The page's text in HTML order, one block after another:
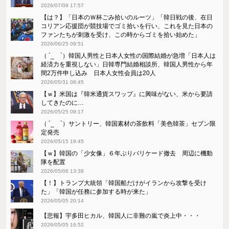
2026/07/09 17:57
【は？】「日本のＷ杯ごみ拾いのルーツ」「韓日戦の後、在日
コリアン応援団が競技場でゴミ拾いを行い、これを見た日本の
ファンたちが刺激を受け、この時からゴミを拾い始めた」
2026/06/25 09:51
（ ´_ゝ`）韓国人男性と日本人女性の国際結婚が急増「日本人は
経済力を重視しない」日韓専門結婚相談所、韓国人男性から年
間2万件申し込み 日本人女性会員は20人
2026/05/31 08:45
【ｗ】米国は『韓米通貨スワップ』に興味がない、米から要請
してきたのに…
2026/05/25 09:17
（ ´_ゝ`）サントリー、韓国素材の茶飲料「美色韓茶」セブン限
定発売
2026/05/15 19:45
【ｗ】韓国の「少女像」６年ぶりバリケード撤去 周辺に機動
隊を配置
2026/05/06 13:38
【！】トランプ大統領「韓国船だけがイランから攻撃を受け
た」「韓国が任務に参加する時が来た」
2026/05/05 20:14
【悲報】宇多田ヒカル、韓国人に非難の嵐で炎上中・・・
2026/05/05 16:52